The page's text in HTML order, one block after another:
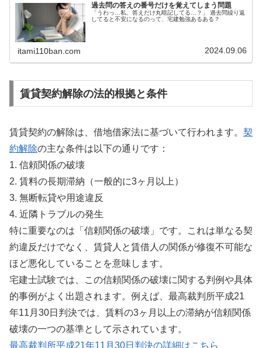
過去問の答えの番号だけを覚えてしまう問題
「うわっ…私、答えだけ丸暗記してる…？」 過去問繰り返
してると不安になるのって、宅建勉強あるある？
itami110ban.com 2024.09.06
賃貸契約解除の法的根拠と条件
賃貸契約の解除は、借地借家法に基づいて行われます。 契
約解除の主な条件は以下の通りです：
1. 信頼関係の破壊
2. 賃料の長期滞納（一般的に3ヶ月以上）
3. 無断転貸や用途違反
4. 近隣トラブルの発生
特に重要なのは「信頼関係の破壊」です。これは単なる契
約違反だけでなく、賃貸人と賃借人の関係が修復不可能な
ほど悪化していることを意味します。
宅建士試験では、この信頼関係の破壊に関する判例や具体
的事例がよく出題されます。例えば、最高裁判所平成21
年11月30日判決では、賃料の3ヶ月以上の滞納が信頼関係
破壊の一つの基準として示されています。
最高裁判所平成21年11月30日判決の詳細はこちら